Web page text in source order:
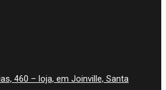
460 – loja, em Joinville, Santa